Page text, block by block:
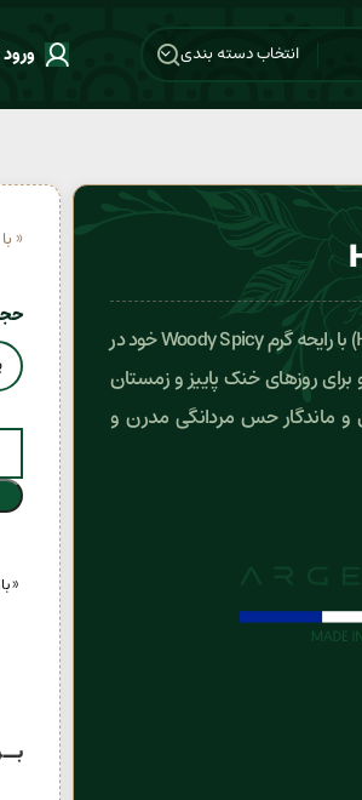
انتخاب دسته بندی
عطر مردانه هالوین (Hallvin / Halvin) با رایحه گرم Woody Spicy خود در
برای روزهای خنک پاییز و زمستان
و ماندگار حس مردانگی مدرن و
«
«